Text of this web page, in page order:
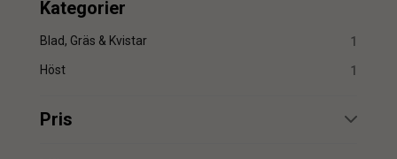
Kategorier
Blad, Gräs & Kvistar 1
Höst 1
Pris